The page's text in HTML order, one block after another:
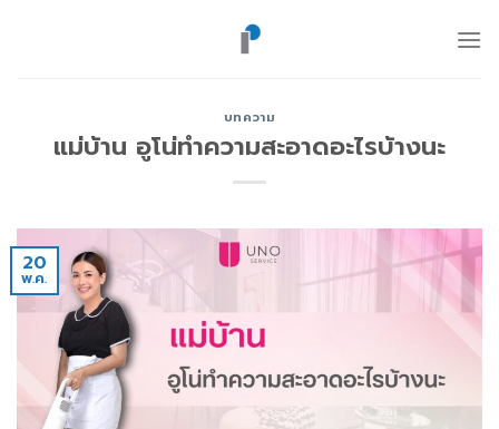
บทความ
แม่บ้าน อูโน่ทำความสะอาดอะไรบ้างนะ
20
พ.ค.